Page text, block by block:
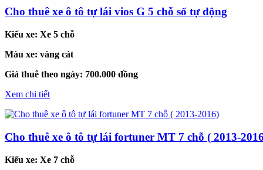
Cho thuê xe ô tô tự lái vios G 5 chỗ số tự động
Kiểu xe: Xe 5 chỗ
Màu xe: vàng cát
Giá thuê theo ngày: 700.000 đồng
Xem chi tiết
Cho thuê xe ô tô tự lái fortuner MT 7 chỗ ( 2013-
Kiểu xe: Xe 7 chỗ